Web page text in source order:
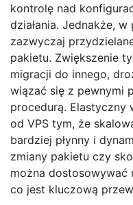
kontrolę nad
działania. Jednakże,
zazwyczaj
pakietu. Zwiększenie
migracji do innego,
wiązać się z pewnymi
procedurą. Elastyczny
od VPS tym, że
bardziej płynny i
zmiany pakietu czy
można dostosowywać
co jest kluczową